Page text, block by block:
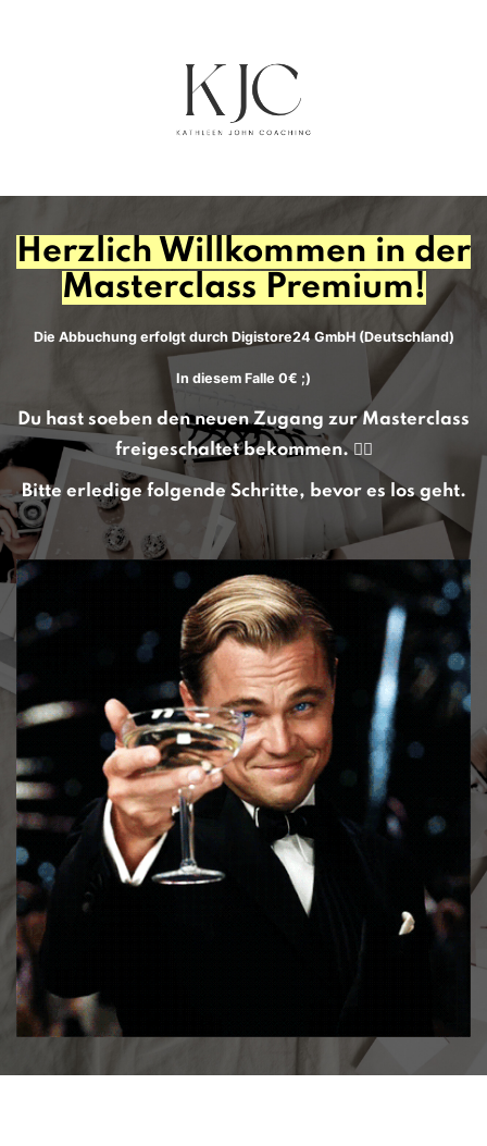
Herzlich Willkommen in der
Masterclass Premium!
Die Abbuchung erfolgt durch Digistore24 GmbH (Deutschland)
In diesem Falle 0€ ;)
Du hast soeben den neuen Zugang zur Masterclass
freigeschaltet bekommen. ✌🏻
Bitte erledige folgende Schritte, bevor es los geht.